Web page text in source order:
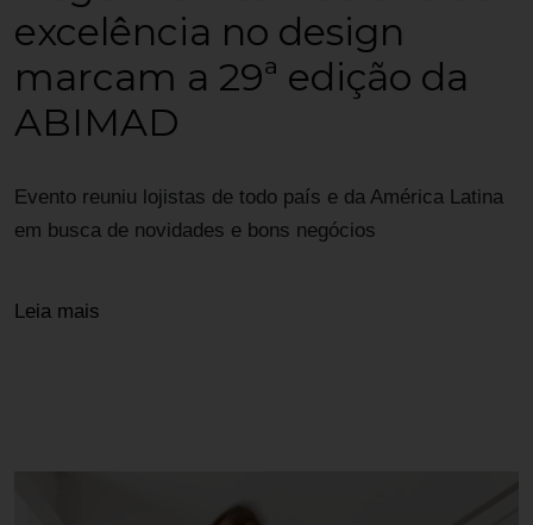
excelência no design
marcam a 29ª edição da
ABIMAD
Evento reuniu lojistas de todo país e da América Latina
em busca de novidades e bons negócios
Leia mais